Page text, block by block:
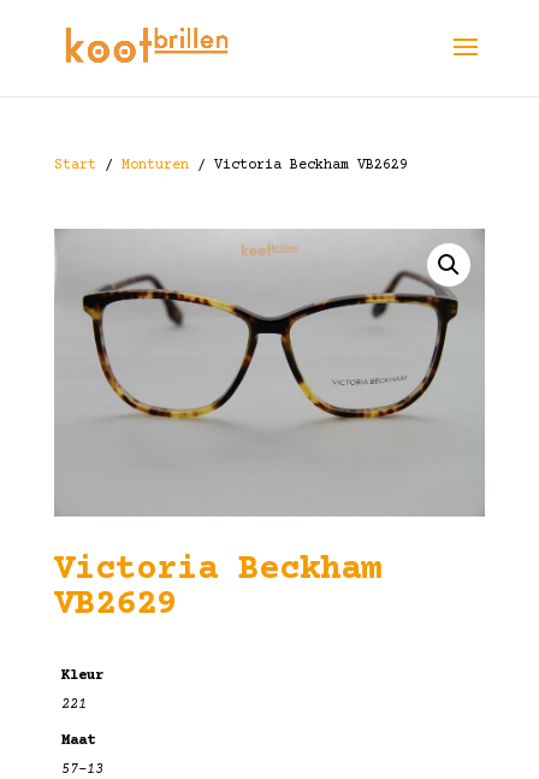
Start/ Monturen/ Victoria Beckham VB2629
Victoria Beckham
VB2629
Kleur
221
Maat
57-13